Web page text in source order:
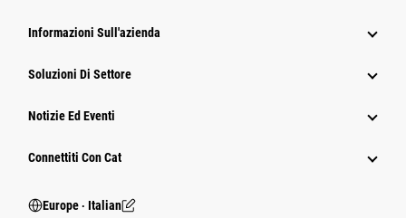
Informazioni Sull'azienda
Soluzioni Di Settore
Notizie Ed Eventi
Connettiti Con Cat
Europe ‧ Italian